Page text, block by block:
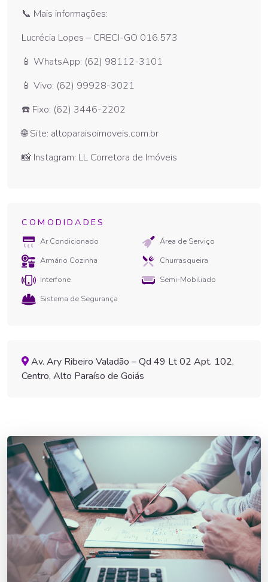
📞 Mais informações:
Lucrécia Lopes – CRECI-GO 016.573
📱 WhatsApp: (62) 98112-3101
📱 Vivo: (62) 99928-3021
☎️ Fixo: (62) 3446-2202
🌐 Site: altoparaisoimoveis.com.br
📸 Instagram: LL Corretora de Imóveis
COMODIDADES
Ar Condicionado
Área de Serviço
Armário Cozinha
Churrasqueira
Interfone
Semi-Mobiliado
Sistema de Segurança
Av. Ary Ribeiro Valadão – Qd 49 Lt 02 Apt. 102,
Centro, Alto Paraíso de Goiás